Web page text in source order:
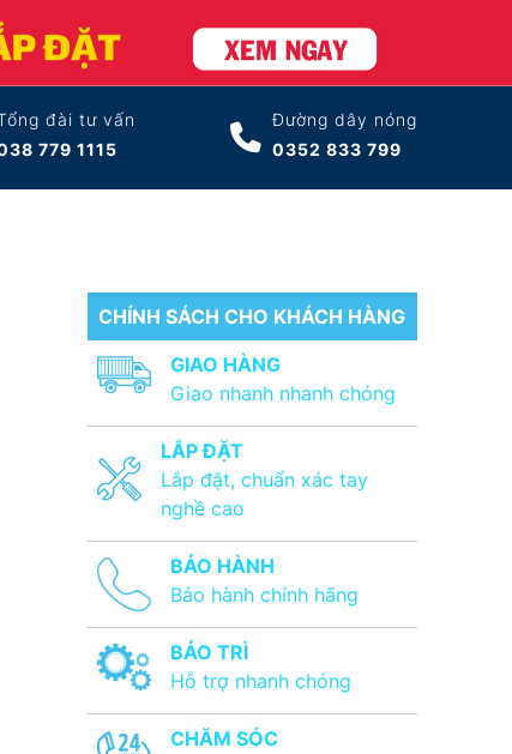
đài tư vấn
779 1115
Đường dây nóng
0352 833 799
CHÍNH SÁCH CHO KHÁCH HÀNG
GIAO HÀNG
Giao nhanh nhanh chóng
LẮP ĐẶT
Lắp đặt, chuẩn xác tay
nghề cao
BẢO HÀNH
Bảo hành chính hãng
BẢO TRÌ
Hỗ trợ nhanh chóng
CHĂM SÓC